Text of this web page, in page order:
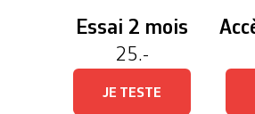
Essai 2 mois
25.-
JE TESTE